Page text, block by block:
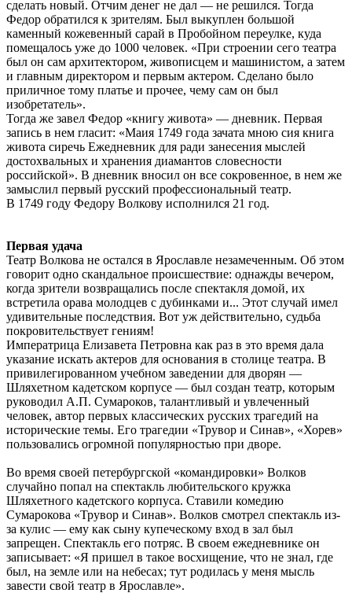
сделать новый. Отчим денег не дал — не решился. Тогда
Федор обратился к зрителям. Был выкуплен большой
каменный кожевенный сарай в Пробойном переулке, куда
помещалось уже до 1000 человек. «При строении сего театра
был он сам архитектором, живописцем и машинистом, а затем
и главным директором и первым актером. Сделано было
приличное тому платье и прочее, чему сам он был
изобретатель».
Тогда же завел Федор «книгу живота» — дневник. Первая
запись в нем гласит: «Маия 1749 года зачата мною сия книга
живота сиречь Ежедневник для ради занесения мыслей
достохвальных и хранения диамантов словесности
российской». В дневник вносил он все сокровенное, в нем же
замыслил первый русский профессиональный театр.
В 1749 году Федору Волкову исполнился 21 год.
Первая удача
Театр Волкова не остался в Ярославле незамеченным. Об этом
говорит одно скандальное происшествие: однажды вечером,
когда зрители возвращались после спектакля домой, их
встретила орава молодцев с дубинками и... Этот случай имел
удивительные последствия. Вот уж действительно, судьба
покровительствует гениям!
Императрица Елизавета Петровна как раз в это время дала
указание искать актеров для основания в столице театра. В
привилегированном учебном заведении для дворян —
Шляхетном кадетском корпусе — был создан театр, которым
руководил А.П. Сумароков, талантливый и увлеченный
человек, автор первых классических русских трагедий на
исторические темы. Его трагедии «Трувор и Синав», «Хорев»
пользовались огромной популярностью при дворе.
Во время своей петербургской «командировки» Волков
случайно попал на спектакль любительского кружка
Шляхетного кадетского корпуса. Ставили комедию
Сумарокова «Трувор и Синав». Волков смотрел спектакль из-
за кулис — ему как сыну купеческому вход в зал был
запрещен. Спектакль его потряс. В своем ежедневнике он
записывает: «Я пришел в такое восхищение, что не знал, где
был, на земле или на небесах; тут родилась у меня мысль
завести свой театр в Ярославле».